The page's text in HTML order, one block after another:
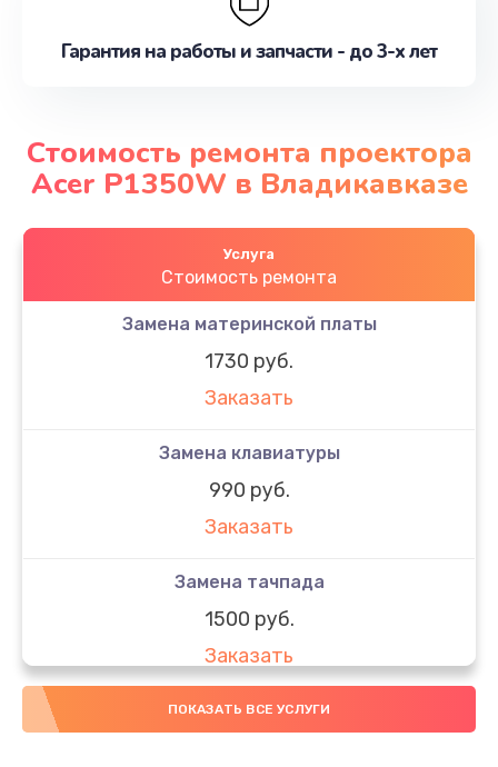
Гарантия на работы и запчасти - до 3-х лет
Стоимость ремонта проектора
Acer P1350W в Владикавказе
Услуга
Стоимость ремонта
Замена материнской платы
1730 руб.
Заказать
Замена клавиатуры
990 руб.
Заказать
Замена тачпада
1500 руб.
Заказать
Замена южного моста
ПОКАЗАТЬ ВСЕ УСЛУГИ